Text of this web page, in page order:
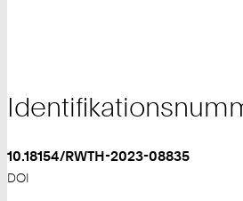
10.18154/RWTH-2023-08835
DOI